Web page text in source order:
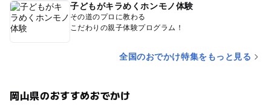
子どもがキラめくホンモノ体験
その道のプロに教わる
こだわりの親子体験プログラム！
全国のおでかけ特集をもっと見る
岡山県のおすすめおでかけ